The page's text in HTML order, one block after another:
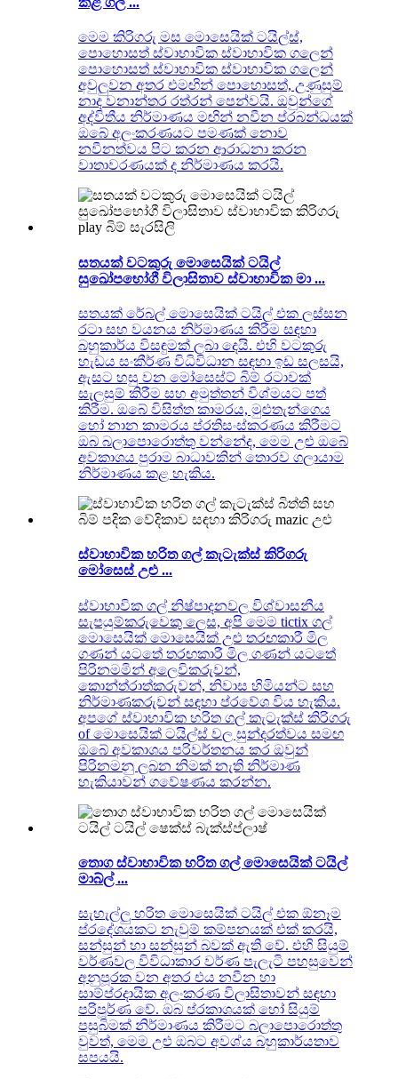
මෙම කිරිගරු මස මොසෙයික් ටයිල්ස්,
පොහොසත් ස්වාභාවික ස්වාභාවික ගලෙන්
පොහොසත් ස්වාභාවික ස්වාභාවික ගලෙන්
අවුලුවන අතර එමඟින් පොහොසත්, උණුසුම්
නාද වනාන්තර රත්රන් පෙන්වයි. ඔවුන්ගේ
අද්විතීය නිර්මාණය මඟින් නවීන ප්රබන්ධයක්
ඔබේ අලංකරණයට පමණක් නොව
නවීනත්වය පිට කරන ආරාධනා කරන
වාතාවරණයක් ද නිර්මාණය කරයි.
සතයක් වටකුරු මොසෙයික් ටයිල්
සුඛෝපභෝගී විලාසිතාව ස්වාභාවික මා ...
සතයක් රේබල් මොසෙයික් ටයිල් එක ලස්සන
රටා සහ වයනය නිර්මාණය කිරීම සඳහා
බහුකාර්ය විසඳුමක් ලබා දෙයි. එහි වටකුරු
හැඩය සංකීර්ණ විධිවිධාන සඳහා ඉඩ සලසයි,
ඇසට හසු වන මෝසෙස්ට් බිම් රටාවක්
සැලසුම් කිරීම සහ අමුත්තන් විශ්මයට පත්
කිරීම. ඔබේ විසිත්ත කාමරය, මුළුතැන්ගෙය
හෝ නාන කාමරය ප්රතිසංස්කරණය කිරීමට
ඔබ බලාපොරොත්තු වන්නේද, මෙම උළු ඔබේ
අවකාශය පුරාම බාධාවකින් තොරව ගලායාම
නිර්මාණය කළ හැකිය.
ස්වාභාවික හරිත ගල් කැටැක්ස් කිරිගරු
මෝසෙස් උළු ...
ස්වාභාවික ගල් නිෂ්පාදනවල විශ්වාසනීය
සැපයුම්කරුවෙකු ලෙස, අපි මෙම tictix ගල්
මොසෙයික් මොසෙයික් උළු තරඟකාරී මිල
ගණන් යටතේ තරඟකාරී මිල ගණන් යටතේ
පිරිනමමින් අලෙවිකරුවන්,
කොන්ත්රාත්කරුවන්, නිවාස හිමියන්ට සහ
නිර්මාණකරුවන් සඳහා ප්රවේශ විය හැකිය.
අපගේ ස්වාභාවික හරිත ගල් කැටැක්ස් කිරිගරු
of මොසෙයික් ටයිල්ස් වල සුන්දරත්වය සමඟ
ඔබේ අවකාශය පරිවර්තනය කර ඔවුන්
පිරිනමනු ලබන නිමක් නැති නිර්මාණ
හැකියාවන් ගවේෂණය කරන්න.
තොග ස්වාභාවික හරිත ගල් මොසෙයික් ටයිල්
මාබ්ල් ...
සැහැල්ලු හරිත මොසෙයික් ටයිල් එක ඕනෑම
ප්රදේශයකට නැවුම් කම්පනයක් එක් කරයි,
සන්සුන් හා සන්සුන් බවක් ඇති වේ. එහි සියුම්
වර්ණවල විවිධාකාර වර්ණ පැලැටි පහසුවෙන්
අනුපූරක වන අතර එය නවීන හා
සාම්ප්රදායික අලංකරණ විලාසිතාවන් සඳහා
පරිපූර්ණ වේ. ඔබ ප්රකාශයක් හෝ සියුම්
පසුබිමක් නිර්මාණය කිරීමට බලාපොරොත්තු
වුවත්, මෙම උළු ඔබට අවශ්ය බහුකාර්යතාව
සපයයි.